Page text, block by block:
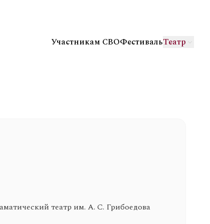
Участникам СВОФестивальТеатр
театр им. А. С. Грибоедова